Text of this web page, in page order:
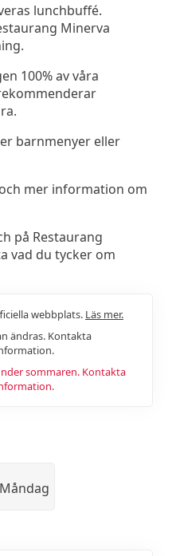
lunchbuffé.
Minerva
100% av våra
barnmenyer eller
mer information om
på Restaurang
vad du tycker om
webbplats. Läs mer.
ändras. Kontakta
sommaren. Kontakta
Måndag